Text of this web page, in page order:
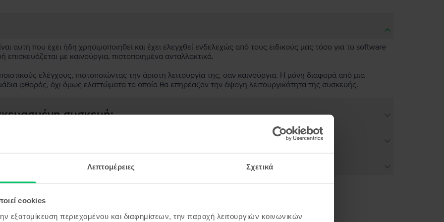
Λεπτομέρειες Σχετικά
cookies
εξατομίκευση περιεχομένου και διαφημίσεων, την παροχή λειτουργιών κοινωνικών
αυτή που έχει ήδη χρησιμοποιηθεί και έχει ελεγχθεί ενδελεχώς από τους ειδικούς μας τόσο για το software
με καινούργια, πιστοποιημένα ανταλλακτικά.
ελέγχους, πιστοποιώντας την άριστη λειτουργία της, σαν καινούργια. Η μόνη διαφορά από μια
φθοράς, όχι όμως ελαττώματα τα οποία θα επηρέαζαν την άψογη λειτουργικότητα της συσκευής.
συσκευή;